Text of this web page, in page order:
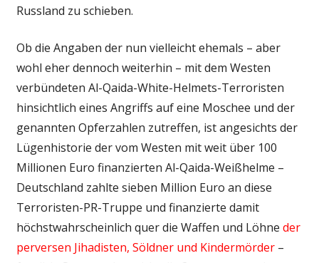
Russland zu schieben.
Ob die Angaben der nun vielleicht ehemals – aber
wohl eher dennoch weiterhin – mit dem Westen
verbündeten Al-Qaida-White-Helmets-Terroristen
hinsichtlich eines Angriffs auf eine Moschee und der
genannten Opferzahlen zutreffen, ist angesichts der
Lügenhistorie der vom Westen mit weit über 100
Millionen Euro finanzierten Al-Qaida-Weißhelme –
Deutschland zahlte sieben Million Euro an diese
Terroristen-PR-Truppe und finanzierte damit
höchstwahrscheinlich quer die Waffen und Löhne der
perversen Jihadisten, Söldner und Kindermörder–